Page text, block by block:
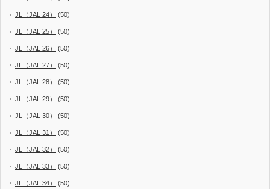
JL（JAL 24） (50)
JL（JAL 25） (50)
JL（JAL 26） (50)
JL（JAL 27） (50)
JL（JAL 28） (50)
JL（JAL 29） (50)
JL（JAL 30） (50)
JL（JAL 31） (50)
JL（JAL 32） (50)
JL（JAL 33） (50)
JL（JAL 34） (50)